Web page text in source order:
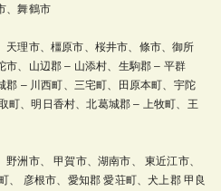
、舞鶴市
天理市、橿原市、桜井市、條市、御所
市、山辺郡 – 山添村、生駒郡 – 平群
郡 – 川西町、三宅町、田原本町、宇陀
町、明日香村、北葛城郡 – 上牧町、王
洲市、 甲賀市、湖南市、 東近江市、
、 彦根市、愛知郡 愛荘町、犬上郡 甲良